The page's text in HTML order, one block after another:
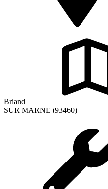
Briand
SUR MARNE (93460)